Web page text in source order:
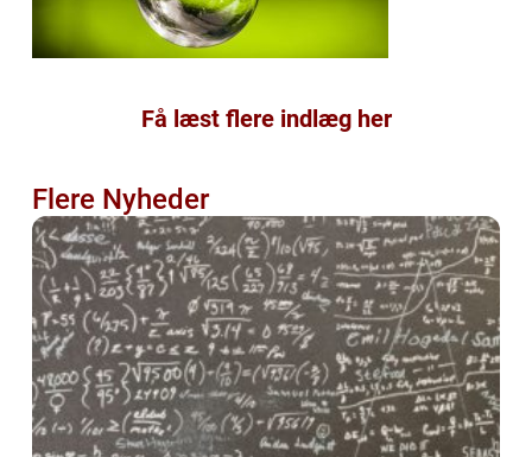
Få læst flere indlæg her
Flere Nyheder